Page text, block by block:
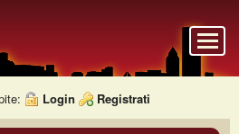
Login Registrati